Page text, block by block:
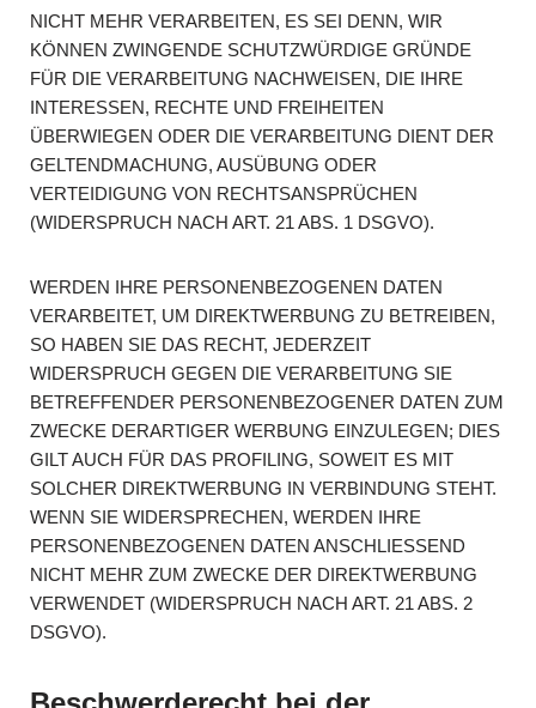
NICHT MEHR VERARBEITEN, ES SEI DENN, WIR
KÖNNEN ZWINGENDE SCHUTZWÜRDIGE GRÜNDE
FÜR DIE VERARBEITUNG NACHWEISEN, DIE IHRE
INTERESSEN, RECHTE UND FREIHEITEN
ÜBERWIEGEN ODER DIE VERARBEITUNG DIENT DER
GELTENDMACHUNG, AUSÜBUNG ODER
VERTEIDIGUNG VON RECHTSANSPRÜCHEN
(WIDERSPRUCH NACH ART. 21 ABS. 1 DSGVO).
WERDEN IHRE PERSONENBEZOGENEN DATEN
VERARBEITET, UM DIREKTWERBUNG ZU BETREIBEN,
SO HABEN SIE DAS RECHT, JEDERZEIT
WIDERSPRUCH GEGEN DIE VERARBEITUNG SIE
BETREFFENDER PERSONENBEZOGENER DATEN ZUM
ZWECKE DERARTIGER WERBUNG EINZULEGEN; DIES
GILT AUCH FÜR DAS PROFILING, SOWEIT ES MIT
SOLCHER DIREKTWERBUNG IN VERBINDUNG STEHT.
WENN SIE WIDERSPRECHEN, WERDEN IHRE
PERSONENBEZOGENEN DATEN ANSCHLIESSEND
NICHT MEHR ZUM ZWECKE DER DIREKTWERBUNG
VERWENDET (WIDERSPRUCH NACH ART. 21 ABS. 2
DSGVO).